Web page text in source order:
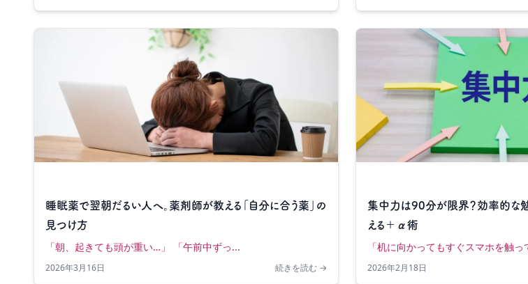
睡眠薬で翌朝だるい人へ。薬剤師が教える「自分に合う薬」の
見つけ方
「朝、起きても頭が重い…」 「午前中ずっ...
2026年3月16日 続きを読む →
集中力は90分が限界？効率的な
える＋α術
「机に向かってもすぐスマホを触っ
2026年2月18日